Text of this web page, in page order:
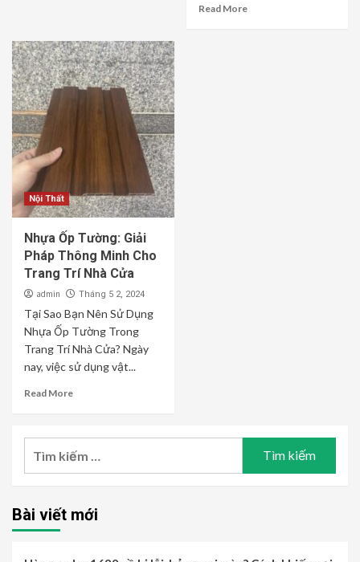
Read More
Nội Thất
Nhựa Ốp Tường: Giải
Pháp Thông Minh Cho
Trang Trí Nhà Cửa
admin Tháng 5 2, 2024
Tại Sao Bạn Nên Sử Dụng
Nhựa Ốp Tường Trong
Trang Trí Nhà Cửa? Ngày
nay, việc sử dụng vật...
Read More
Bài viết mới